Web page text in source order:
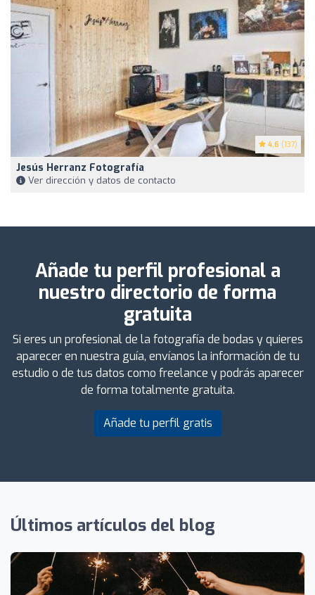
4.6 (137)
Jesús Herranz Fotografía
Ver dirección y datos de contacto
Añade tu perfil profesional a
nuestro directorio de forma
gratuita
Si eres un profesional de la fotografía de bodas y quieres
aparecer en nuestra guía, envíanos la información de tu
estudio o de tus datos como freelance y podrás aparecer
de forma totalmente gratuita.
Añade tu perfil gratis
Últimos artículos del blog